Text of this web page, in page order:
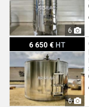
6
6 650 € HT
6
Mangeard | Cuve inox